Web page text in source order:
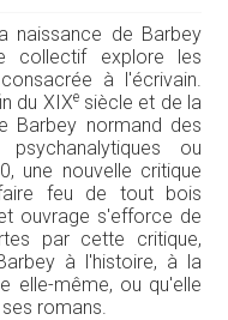
naissance de Barbey
collectif explore les
à l'écrivain.
du XIXesiècle et de la
Barbey normand des
ou
une nouvelle critique
feu de tout bois
ouvrage s'efforce de
par cette critique,
à l'histoire, à la
elle-même, ou qu'elle
romans.